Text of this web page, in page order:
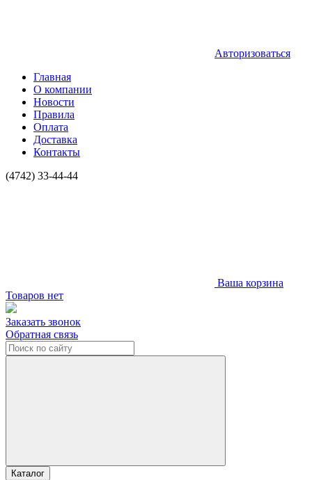
Авторизоваться
Главная
О компании
Новости
Правила
Оплата
Доставка
Контакты
(4742) 33-44-44
Ваша корзина
Товаров нет
Заказать звонок
Обратная связь
Каталог